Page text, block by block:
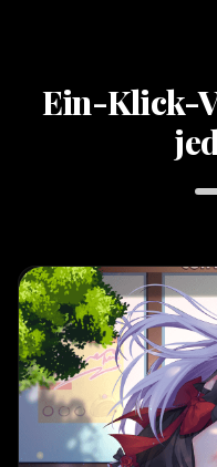
Ein-Klick-